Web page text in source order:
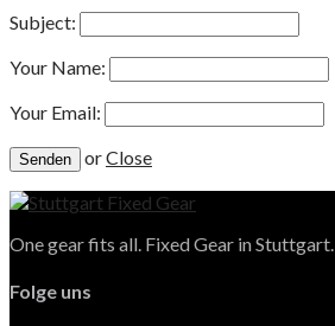
Subject:
Your Name:
Your Email:
orClose
One gear fits all. Fixed Gear in Stuttgart.
Folge uns